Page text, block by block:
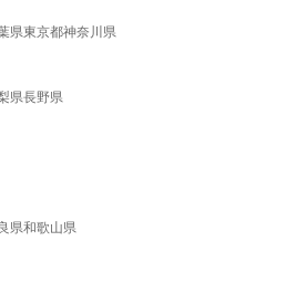
県東京都神奈川県
県長野県
県和歌山県